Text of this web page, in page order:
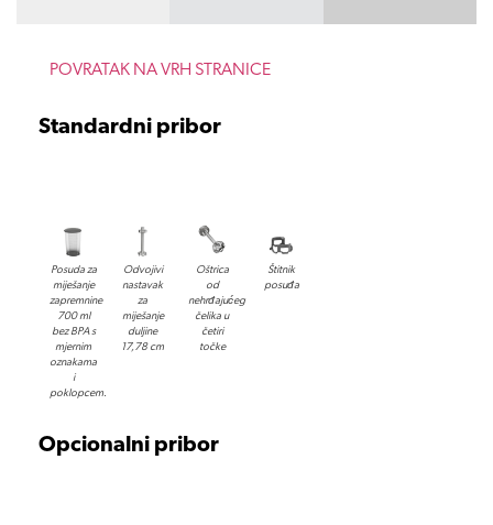
POVRATAK NA VRH STRANICE
Standardni pribor
Posuda za
miješanje
zapremnine
700 ml
bez BPA s
mjernim
oznakama
i
poklopcem.
Odvojivi
nastavak
za
miješanje
duljine
17,78 cm
Oštrica
od
nehrđajućeg
čelika u
četiri
točke
Štitnik
posuđa
Opcionalni pribor